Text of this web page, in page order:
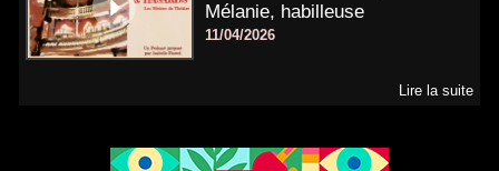
Mélanie, habilleuse
11/04/2026
Lire la suite